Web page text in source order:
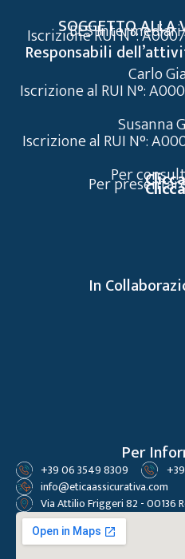
SOGGETTO ALLA
BES
Iscrizione RUI N°:
Responsabili
Carlo
Iscrizione al RUI N°:
Susanna
Iscrizione al RUI N°:
Per
Per
In
Per
+39 06 3549 8309
info@eticaassicurativa.com
Via Attilio Friggeri 82 - 00136